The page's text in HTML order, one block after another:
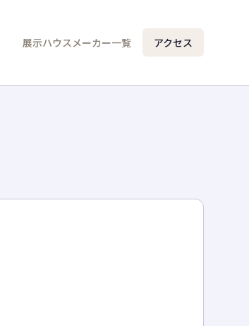
展示ハウスメーカー一覧 アクセス